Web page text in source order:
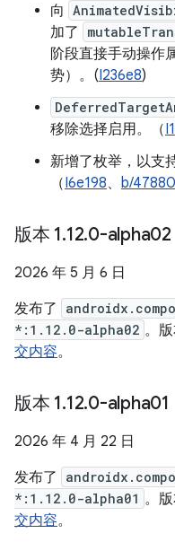
向
加了
阶段直接手动操作
势）。(I236e8)
移除选择启用。（
新增了枚举，以支
（I6e198、 b/
版本 1.12.0-alpha02
2026 年 5 月 6 日
发布了
*:1.12.0-alpha02 。
交内容。
版本 1.12.0-alpha01
2026 年 4 月 22 日
发布了
*:1.12.0-alpha01 。
交内容。